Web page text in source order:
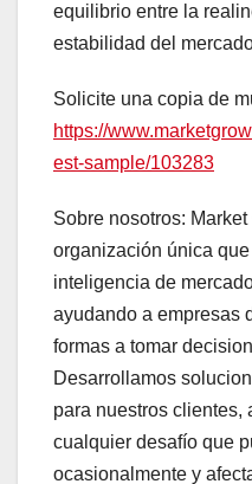
equilibrio entre la
estabilidad del
Solicite una copia de
https://
est-sample/103283
Sobre nosotros:
organización única
inteligencia de
ayudando a empresas
formas a tomar
Desarrollamos
para nuestros clientes,
cualquier desafío que
ocasionalmente y